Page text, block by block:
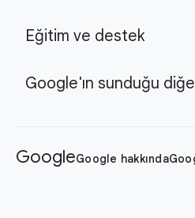
Eğitim ve destek
Google'ın sunduğu
GoogleGoogle hakkında